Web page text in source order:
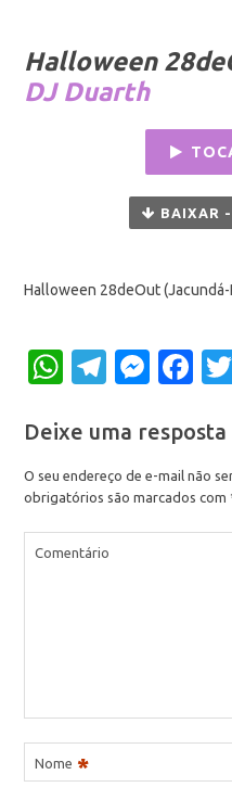
Halloween
DJ Duarth
BAIXAR
Halloween 28deOut (Jacundá-
WhatsApp
Deixe uma resposta
O seu endereço de e-mail não
obrigatórios são marcados com
Comentário
Nome *